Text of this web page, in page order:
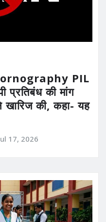
PIL
प्रतिबंध की मांग
खारिज की, कहा- यह
17, 2026